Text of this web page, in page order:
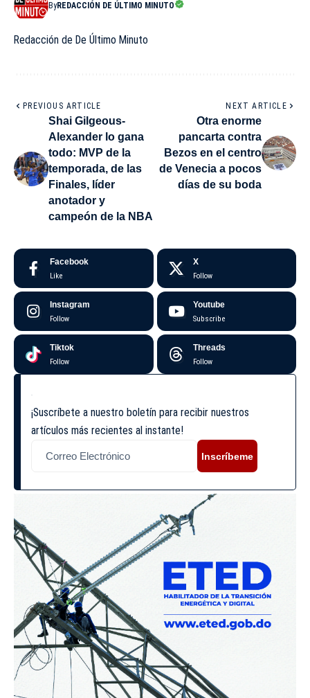
ByREDACCIÓN DE ÚLTIMO MINUTO
Redacción de De Último Minuto
PREVIOUS ARTICLE
Shai Gilgeous-
Alexander lo gana
todo: MVP de la
temporada, de las
Finales, líder
anotador y
campeón de la NBA
NEXT ARTICLE
Otra enorme
pancarta contra
Bezos en el centro
de Venecia a pocos
días de su boda
Facebook
Like
X
Follow
Instagram
Follow
Youtube
Subscribe
Tiktok
Follow
Threads
Follow
¡Suscríbete a nuestro boletín para recibir nuestros
artículos más recientes al instante!
Inscríbeme